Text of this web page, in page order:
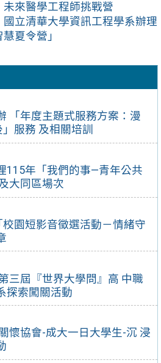
「年度主題式服務方案：漫
服務 及相關培訓
115年「我們的事—青年公共
大同區場次
園短影音徵選活動－情緒守
三屆『世界大學問』高 中職
探索闖關活動
懷協會-成大一日大學生-沉 浸
未來醫學工程師挑戰營
國立清華大學資訊工程學系辦理
夏令營」